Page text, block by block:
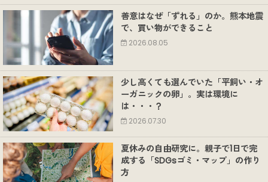
善意はなぜ「ずれる」のか。熊本地震
で、買い物ができること
2026.08.05
少し高くても選んでいた「平飼い・オ
ーガニックの卵」。実は環境に
は・・・？
2026.07.30
夏休みの自由研究に。親子で1日で完
成する「SDGsゴミ・マップ」の作り
方